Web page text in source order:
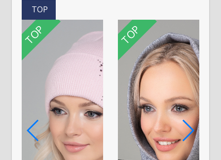
TOP
TOP TOP